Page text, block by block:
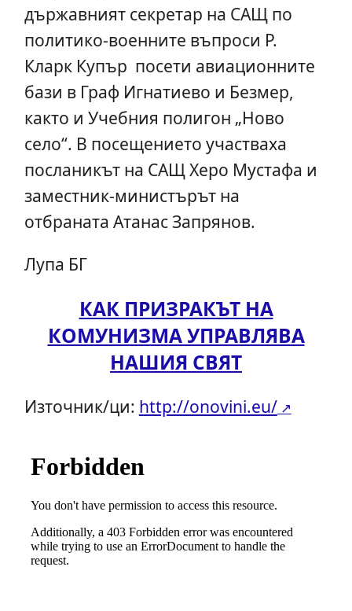
държавният секретар на САЩ по
политико-военните въпроси Р.
Кларк Купър посети авиационните
бази в Граф Игнатиево и Безмер,
както и Учебния полигон „Ново
село“. В посещението участваха
посланикът на САЩ Херо Мустафа и
заместник-министърът на
отбраната Атанас Запрянов.
Лупа БГ
КАК ПРИЗРАКЪТ НА
КОМУНИЗМА УПРАВЛЯВА
НАШИЯ СВЯТ
Източник/ци: http://onovini.eu/